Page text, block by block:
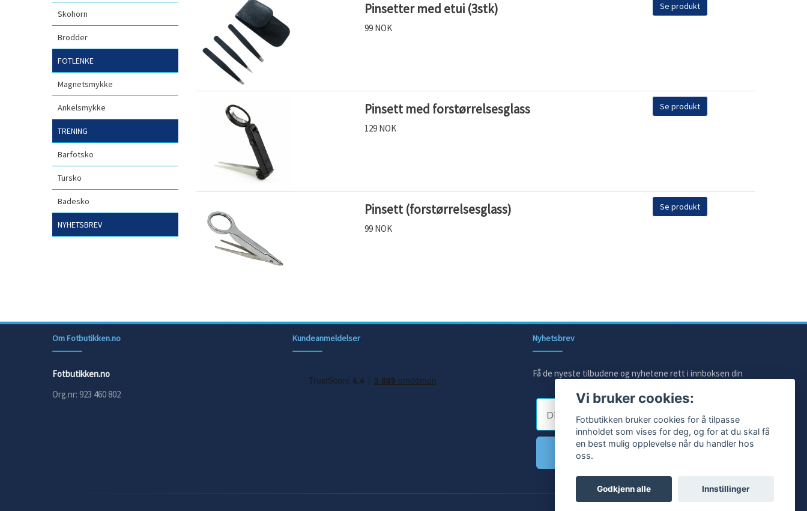
Skohorn
Brodder
FOTLENKE
Magnetsmykke
Ankelsmykke
TRENING
Barfotsko
Tursko
Badesko
NYHETSBREV
Pinsetter med etui (3stk)
99 NOK
Se produkt
Pinsett med forstørrelsesglass
129 NOK
Se produkt
Pinsett (forstørrelsesglass)
99 NOK
Se produkt
Om Fotbutikken.no
Fotbutikken.no
Org.nr: 923 460 802
Kundeanmeldelser Nyhetsbrev
Få de nyeste tilbudene og nyhetene rett i innboksen din
E-post Vi bruker cookies:
Fotbutikken bruker cookies for å tilpasse
innholdet som vises for deg, og for at du skal få
en best mulig opplevelse når du handler hos
oss.
Godkjenn alle Innstillinger